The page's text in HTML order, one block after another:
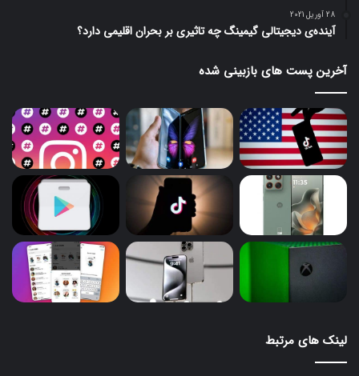
28 آوریل 2021
آینده‌ی دیجیتالی گیمینگ چه تاثیری بر بحران اقلیمی دارد؟
آخرین پست های بازبینی شده
لینک های مرتبط